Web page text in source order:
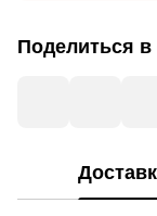
Поделиться в